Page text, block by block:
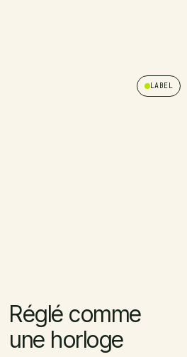
LABEL
Réglé comme
une horloge